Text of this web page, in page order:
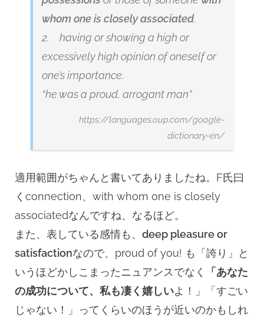
whom one is closely associated.
2. having or showing a high or
excessively high opinion of oneself or
one’s importance.
“he was a proud, arrogant man”
https://languages.oup.com/google-
dictionary-en/
適用範囲がちゃんと書いてありましたね。F氏曰
くconnection、with whom one is closely
associatedなんですね、なるほど。
また、表している感情も、 deep pleasure or
satisfactionなので、proud of you! も「誇り」と
いうほどかしこまったニュアンスでなく
「あなた
の成功について、私も凄く嬉しいよ！」「すごい
じゃない！」ってくらいのほうが近いのかもしれ